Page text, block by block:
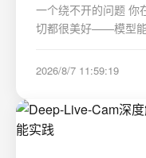
一个绕不开的问题 你在用 Spring AI 开发 Agent 应用，一
切都很美好——模型能
@Tool(description =
getBalance(String
2026/8/7 11:59:19